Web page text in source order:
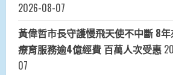
2026-08-07
黃偉哲市長守護慢飛天使不中斷 8
療育服務逾4億經費 百萬人次受惠
07